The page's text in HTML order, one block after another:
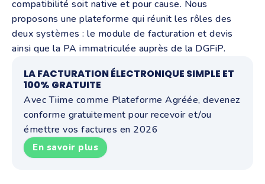
compatibilité soit native et pour cause. Nous
proposons une plateforme qui réunit les rôles des
deux systèmes : le module de facturation et devis
ainsi que la PA immatriculée auprès de la DGFiP.
LA FACTURATION ÉLECTRONIQUE SIMPLE ET
100% GRATUITE
Avec Tiime comme Plateforme Agréée, devenez
conforme gratuitement pour recevoir et/ou
émettre vos factures en 2026
En savoir plus